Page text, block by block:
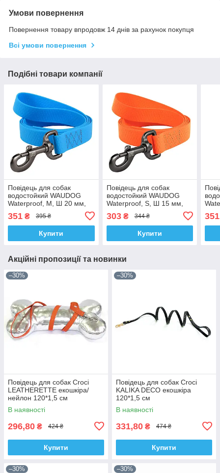
Умови повернення
Повернення товару впродовж 14 днів за рахунок покупця
Всі умови повернення
Подібні товари компанії
Повідець для собак
водостойкий WAUDOG
Waterproof, M, Ш 20 мм,
351 ₴ 395 ₴
Купити
Повідець для собак
водостойкий WAUDOG
Waterproof, S, Ш 15 мм,
303₴ 344 ₴
Купити
351
Акційні пропозиції та новинки
–30%
Повідець для собак Croci
LEATHERETTE екошкіра/
нейлон 120*1,5 см
(оранжевий лак)
В наявності
296,80 ₴ 424 ₴
Купити
–30%
Повідець для собак Croci
KALIKA DECO екошкіра
120*1,5 см
В наявності
331,80 ₴ 474 ₴
Купити
–30% –30%